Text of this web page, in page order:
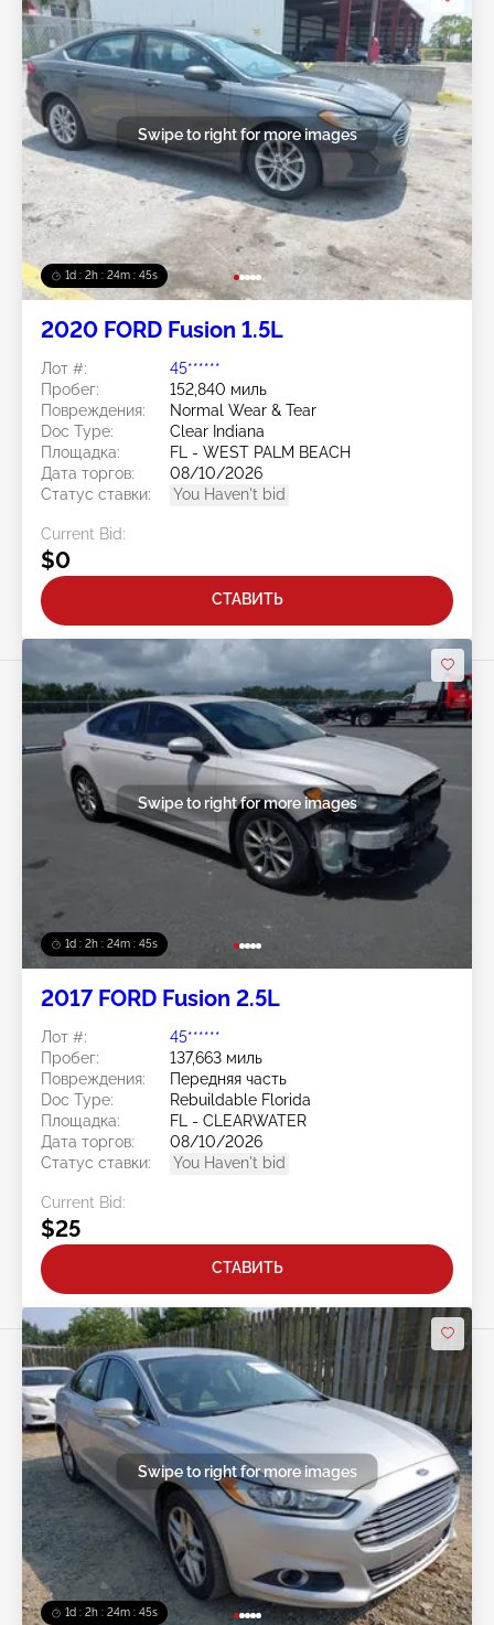
1d : 2h : 24m : 42s
Swipe to right for more images
2020 FORD Fusion 1.5L
Лот #:
45******
Пробег:
152,840 миль
Повреждения:
Normal Wear & Tear
Doc Type:
Clear Indiana
Площадка:
FL - WEST PALM BEACH
Дата торгов:
08/10/2026
Статус ставки:
You Haven't bid
Current Bid:
$0
СТАВИТЬ
1d : 2h : 24m : 42s
Swipe to right for more images
2017 FORD Fusion 2.5L
Лот #:
45******
Пробег:
137,663 миль
Повреждения:
Передняя часть
Doc Type:
Rebuildable Florida
Площадка:
FL - CLEARWATER
Дата торгов:
08/10/2026
Статус ставки:
You Haven't bid
Current Bid:
$25
СТАВИТЬ
1d : 2h : 24m : 42s
Swipe to right for more images